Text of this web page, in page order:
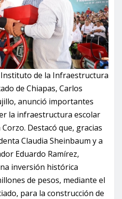
de la Infraestructura
de Chiapas, Carlos
anunció importantes
la infraestructura escolar
Destacó que, gracias
Claudia Sheinbaum y a
Eduardo Ramírez,
inversión histórica
de pesos, mediante el
para la construcción de